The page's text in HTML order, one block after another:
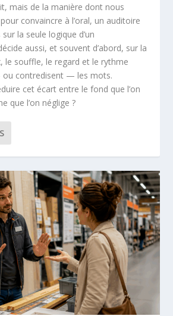
mais de la manière dont nous
convaincre à l’oral, un auditoire
la seule logique d’un
aussi, et souvent d’abord, sur la
le souffle, le regard et le rythme
contredisent — les mots.
cet écart entre le fond que l’on
que l’on néglige ?